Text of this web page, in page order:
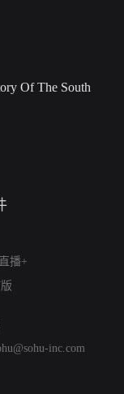
Of The South
直播+
inc.com